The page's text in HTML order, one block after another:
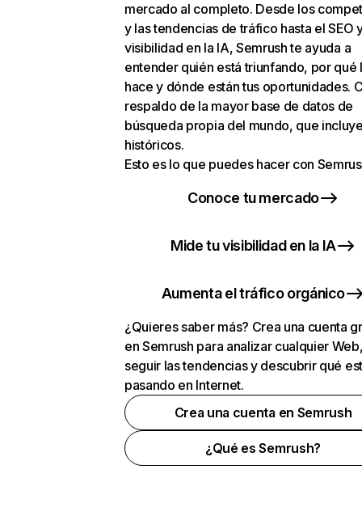
mercado al completo. Desde los
y las tendencias de tráfico hasta el SEO
visibilidad en la IA, Semrush te ayuda a
entender quién está triunfando, por qué
hace y dónde están tus oportunidades.
respaldo de la mayor base de datos de
búsqueda propia del mundo, que
históricos.
Esto es lo que puedes hacer con
Conoce tu mercado
Mide tu visibilidad en la IA
Aumenta el tráfico orgánico
¿Quieres saber más? Crea una cuenta
en Semrush para analizar cualquier
seguir las tendencias y descubrir qué
pasando en Internet.
Crea una cuenta en Semrush
¿Qué es Semrush?